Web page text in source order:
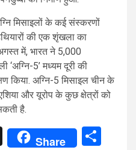
मिसाइलों के कई संस्करणों
की एक शृंखला का
में, भारत ने 5,000
‘अग्नि-5’ मध्यम दूरी की
किया. अग्नि-5 मिसाइल चीन के
और यूरोप के कुछ क्षेत्रों को
है.
X Share